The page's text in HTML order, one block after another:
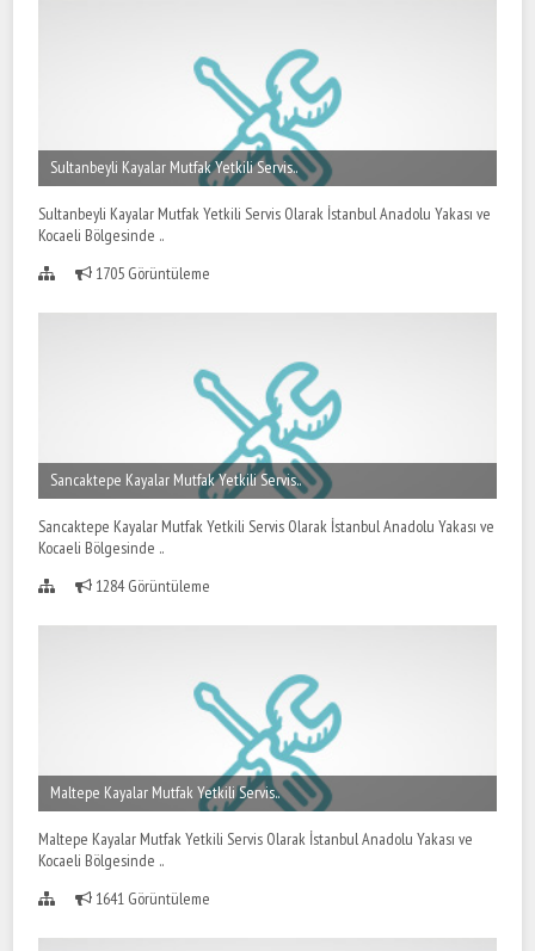
Sultanbeyli Kayalar Mutfak Yetkili Servis..
Sultanbeyli Kayalar Mutfak Yetkili Servis Olarak İstanbul Anadolu Yakası ve
Kocaeli Bölgesinde ..
1705 Görüntüleme
Sancaktepe Kayalar Mutfak Yetkili Servis..
Sancaktepe Kayalar Mutfak Yetkili Servis Olarak İstanbul Anadolu Yakası ve
Kocaeli Bölgesinde ..
1284 Görüntüleme
Maltepe Kayalar Mutfak Yetkili Servis..
Maltepe Kayalar Mutfak Yetkili Servis Olarak İstanbul Anadolu Yakası ve
Kocaeli Bölgesinde ..
1641 Görüntüleme